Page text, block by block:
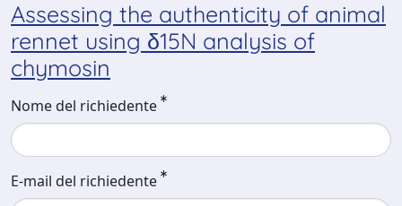
Assessing the authenticity of animal
rennet using δ15N analysis of
chymosin
Nome del richiedente
E-mail del richiedente